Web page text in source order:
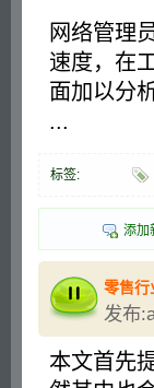
网络管理
速度，在
面加以分
...
标签:
添加
零售行
发布
本文首先